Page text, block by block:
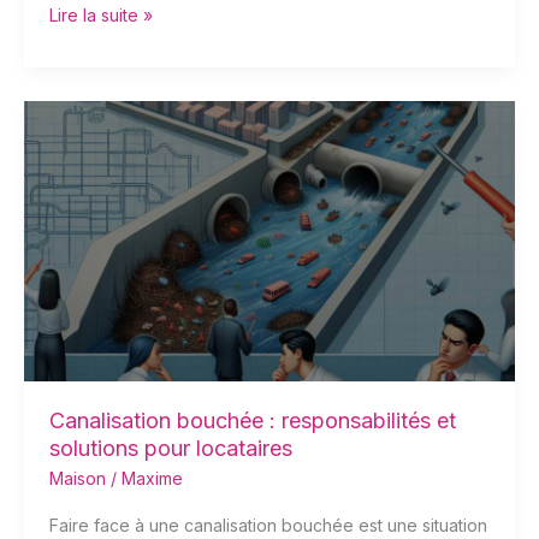
Lire la suite »
Canalisation bouchée : responsabilités et
solutions pour locataires
Maison / Maxime
Faire face à une canalisation bouchée est une situation
Canalisation
bouchée
:
responsabilités
et
solutions
pour
locataires